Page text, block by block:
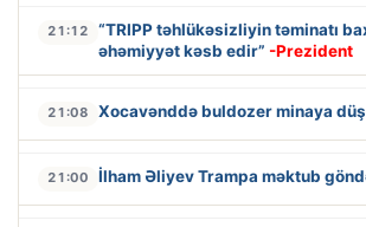
21:12
“TRIPP təhlükəsizliyin təminatı
əhəmiyyət kəsb edir” -Prezident
21:08 Xocavənddə buldozer minaya
21:00 İlham Əliyev Trampa məktub